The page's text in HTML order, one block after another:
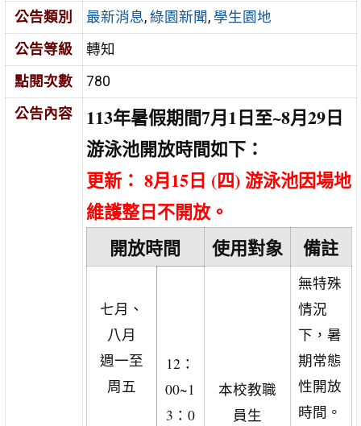
公告類別
最新消息, 綠園新聞 , 學生園地
公告等級
轉知
點閱次數
780
公告內容
113年暑假期間7月1日至~8月29日
游泳池開放時間如下：
更新： 8月15日 (四) 游泳池因場地
維護整日不開放。
開放時間
使用對象 備註
七月、
八月
週一至
周五
12：
00~1
3：0
本校教職
員生
無特殊
情況
下，暑
期常態
性開放
時間。